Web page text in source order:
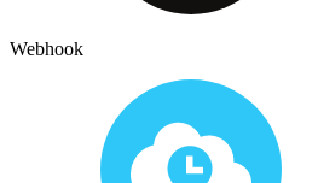
Webhook